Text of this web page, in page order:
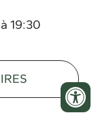
19:30